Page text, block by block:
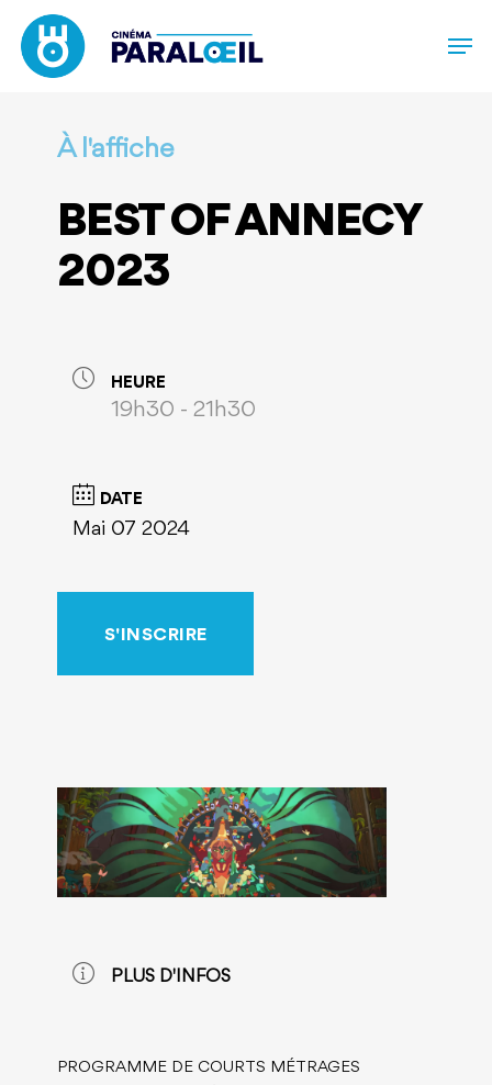
main
À l'affiche
BEST OF ANNECY
2023
HEURE
19h30 - 21h30
DATE
Mai 07 2024
S'INSCRIRE
PLUS D'INFOS
PROGRAMME DE COURTS MÉTRAGES